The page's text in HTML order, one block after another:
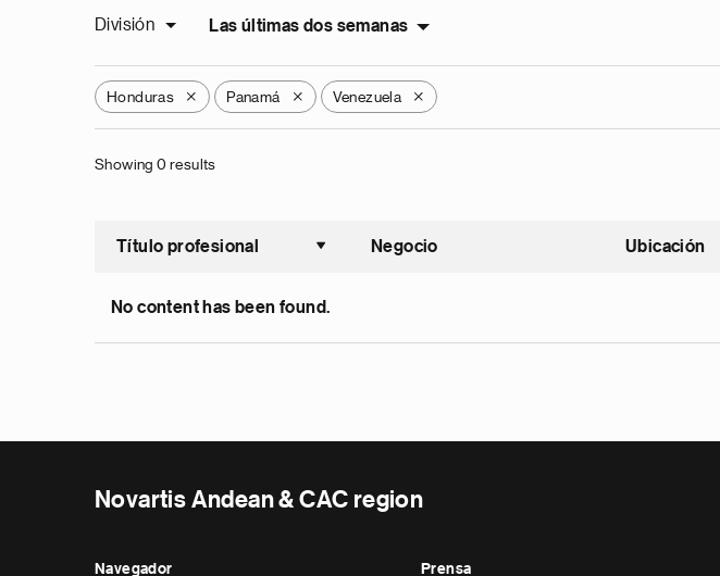
División Las últimas dos semanas
Honduras X Panamá X Venezuela X
Showing 0 results
Título profesional
Ordenar ascendente
Negocio Ubicación
No content has been found.
Novartis Andean & CAC region
Navegador Prensa